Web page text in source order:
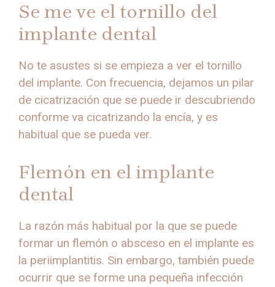
Se me ve el tornillo del
implante dental
No te asustes si se empieza a ver el tornillo
del implante. Con frecuencia, dejamos un pilar
de cicatrización que se puede ir descubriendo
conforme va cicatrizando la encía, y es
habitual que se pueda ver.
Flemón en el implante
dental
La razón más habitual por la que se puede
formar un flemón o absceso en el implante es
la periimplantitis. Sin embargo, también puede
ocurrir que se forme una pequeña infección